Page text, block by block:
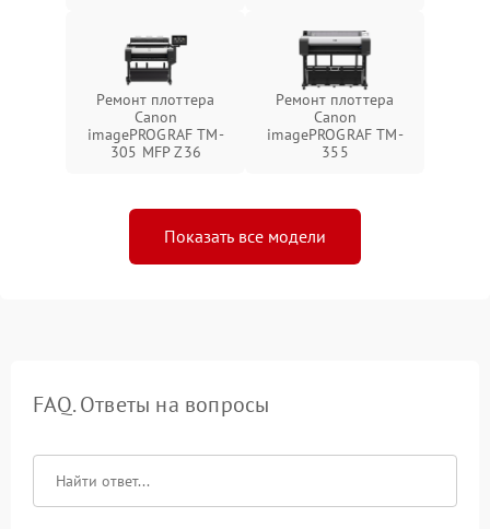
Ремонт плоттера
Canon
imagePROGRAF TM-
305 MFP Z36
Ремонт плоттера
Canon
imagePROGRAF TM-
355
Показать все модели
FAQ. Ответы на вопросы